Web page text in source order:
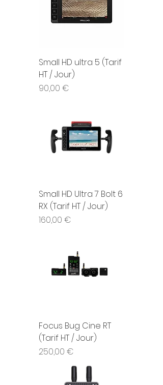
Small HD ultra 5 (Tarif
HT / Jour)
Prix
90,00 €
Small HD Ultra 7 Bolt 6
RX (Tarif HT / Jour)
Prix
160,00 €
Focus Bug Cine RT
(Tarif HT / Jour)
Prix
250,00 €